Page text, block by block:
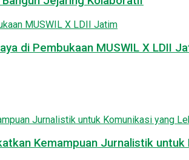
di Pembukaan MUSWIL X LDII
Kemampuan Jurnalistik untuk